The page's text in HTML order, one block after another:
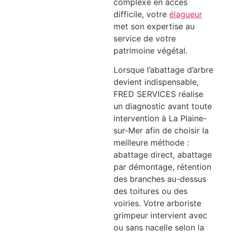
difficile, votre élagueur
met son expertise au
service de votre
patrimoine végétal.
Lorsque l’abattage d’arbre
devient indispensable,
FRED SERVICES réalise
un diagnostic avant toute
intervention à La Plaine-
sur-Mer afin de choisir la
meilleure méthode :
abattage direct, abattage
par démontage, rétention
des branches au-dessus
des toitures ou des
voiries. Votre arboriste
grimpeur intervient avec
ou sans nacelle selon la